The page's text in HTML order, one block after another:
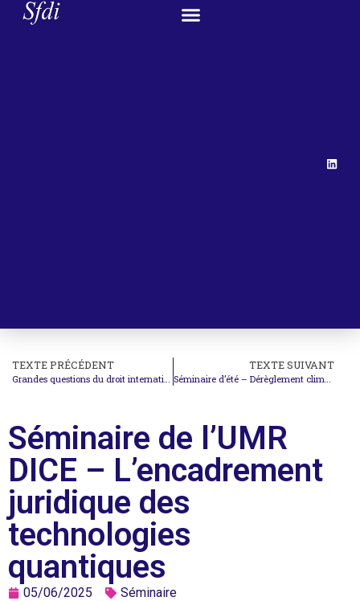
TEXTE PRÉCÉDENT TEXTE SUIVANT
Séminaire de l’UMR
DICE – L’encadrement
juridique des
technologies
quantiques
05/06/2025
Séminaire